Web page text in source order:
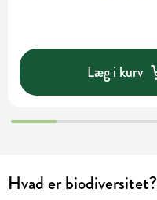
Læg i kurv
Hvad er biodiversitet?